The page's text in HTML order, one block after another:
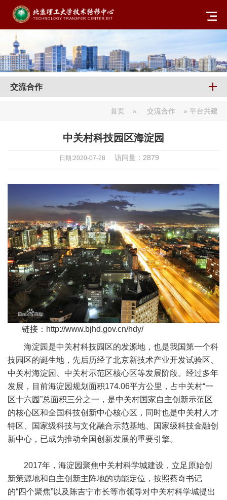
交流合作
首页 » 交流合作 » 平台共建
中关村科技园区海淀园
日期:2020-07-28 访问量： 2879
链接： http://www.bjhd.gov.cn/hdy/
海淀园是中关村科技园区的发源地，也是我国第一个科
技园区的诞生地，先后历经了北京新技术产业开发试验区、
中关村海淀园、中关村示范区核心区等发展阶段。经过多年
发展，目前海淀园规划面积174.06平方公里，占中关村“一
区十六园”总面积三分之一，是中关村国家自主创新示范区
的核心区和全国科技创新中心核心区，同时也是中关村人才
特区、国家级科技与文化融合示范基地、国家级科技金融创
新中心，已成为推动全国创新发展的重要引擎。
2017年，海淀园聚焦中关村科学城建设，立足原始创
新策源地和自主创新主阵地的功能定位，按照蔡奇书记
的“四个聚焦”以及陈吉宁市长等市领导对中关村科学城提出